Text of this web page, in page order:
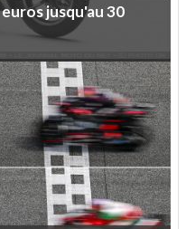
eurosjusqu'au30